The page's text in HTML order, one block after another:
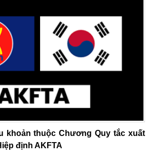
khoản thuộc Chương Quy tắc xuất
định AKFTA